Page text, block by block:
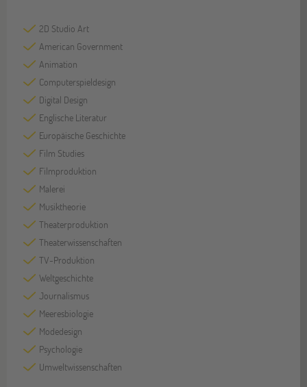
2D Studio Art
American Government
Animation
Computerspieldesign
Digital Design
Englische Literatur
Europäische Geschichte
Film Studies
Filmproduktion
Malerei
Musiktheorie
Theaterproduktion
Theaterwissenschaften
TV-Produktion
Weltgeschichte
Journalismus
Meeresbiologie
Modedesign
Psychologie
Umweltwissenschaften